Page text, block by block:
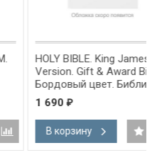
HOLY BIBLE. King James
Version. Gift & Award Bible.
Бордовый цвет. Библия
Короля Иакова на
английском языке.
Словарь, карты, закладка,
подарочная вкладка, слова
Иисуса выделены красным
1 690₽
В корзину